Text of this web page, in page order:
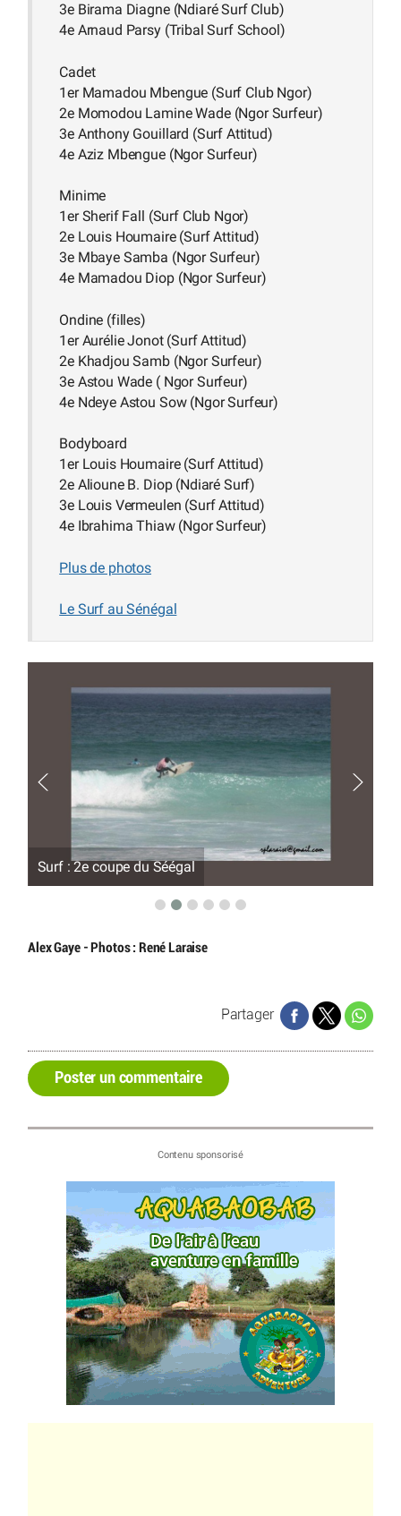
3e Birama Diagne (Ndiaré Surf Club)
4e Arnaud Parsy (Tribal Surf School)
Cadet
1er Mamadou Mbengue (Surf Club Ngor)
2e Momodou Lamine Wade (Ngor Surfeur)
3e Anthony Gouillard (Surf Attitud)
4e Aziz Mbengue (Ngor Surfeur)
Minime
1er Sherif Fall (Surf Club Ngor)
2e Louis Houmaire (Surf Attitud)
3e Mbaye Samba (Ngor Surfeur)
4e Mamadou Diop (Ngor Surfeur)
Ondine (filles)
1er Aurélie Jonot (Surf Attitud)
2e Khadjou Samb (Ngor Surfeur)
3e Astou Wade ( Ngor Surfeur)
4e Ndeye Astou Sow (Ngor Surfeur)
Bodyboard
1er Louis Houmaire (Surf Attitud)
2e Alioune B. Diop (Ndiaré Surf)
3e Louis Vermeulen (Surf Attitud)
4e Ibrahima Thiaw (Ngor Surfeur)
Plus de photos
Le Surf au Sénégal
Surf : 2e coupe du Séégal
Alex Gaye - Photos : René Laraise
Partager
Poster un commentaire